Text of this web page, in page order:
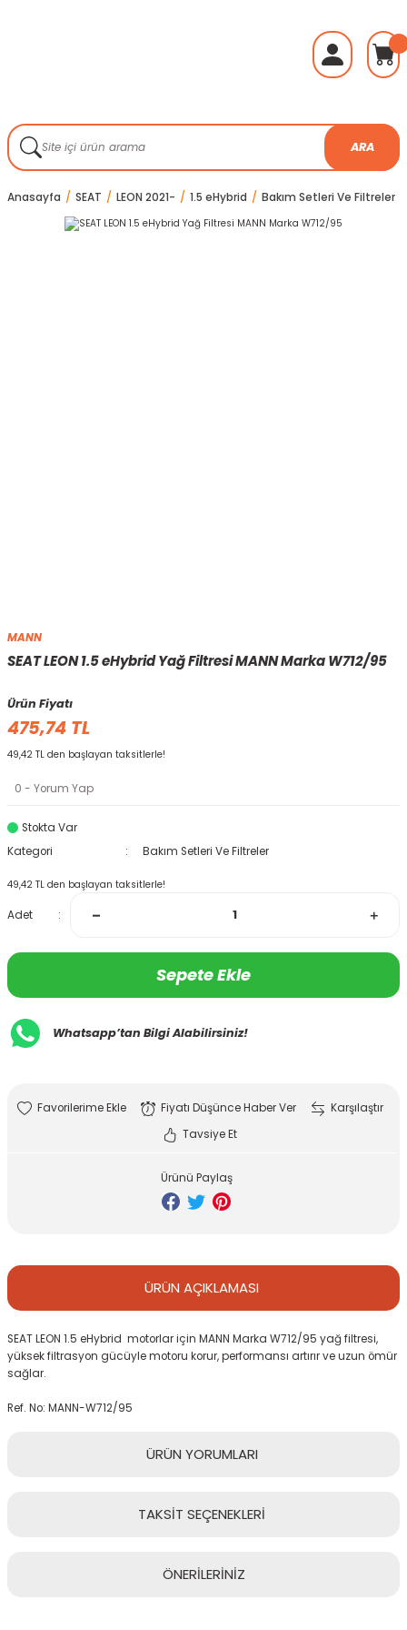
ARA
Anasayfa SEAT LEON 2021- 1.5 eHybrid Bakım Setleri Ve Filtreler
MANN
SEAT LEON 1.5 eHybrid Yağ Filtresi MANN Marka W712/95
Ürün Fiyatı
475,74 TL
49,42 TL den başlayan taksitlerle!
0 - Yorum Yap
Stokta Var
Kategori
Bakım Setleri Ve Filtreler
49,42 TL den başlayan taksitlerle!
Adet
Sepete Ekle
Whatsapp’tan Bilgi Alabilirsiniz!
Fiyatı Düşünce Haber Ver
Karşılaştır
Tavsiye Et
Ürünü Paylaş
ÜRÜN AÇIKLAMASI
SEAT LEON 1.5 eHybrid motorlar için MANN Marka W712/95 yağ filtresi,
yüksek filtrasyon gücüyle motoru korur, performansı artırır ve uzun ömür
sağlar.
Ref. No: MANN-W712/95
ÜRÜN YORUMLARI
TAKSİT SEÇENEKLERİ
ÖNERİLERİNİZ